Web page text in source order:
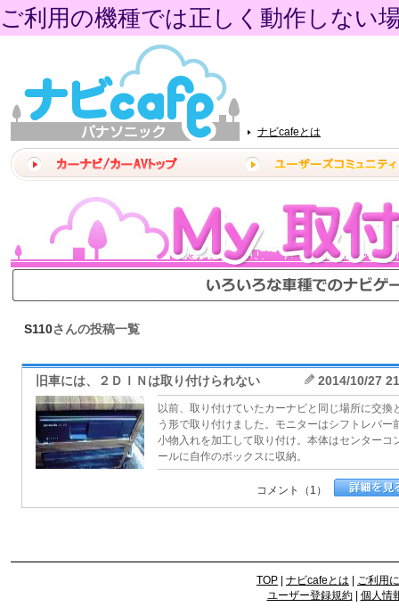
ご利用の機種では正しく動作しない
ナビcafeとは
S110さんの投稿一覧
旧車には、２ＤＩＮは取り付けられない 2014/10/27
以前、取り付けていたカーナビと同じ場所に交換
う形で取り付けました。モニターはシフトレバー
小物入れを加工して取り付け。本体はセンターコ
ールに自作のボックスに収納。
コメント（1）
TOP ナビcafeとは
ご利用
ユーザー登録規約| 個人情